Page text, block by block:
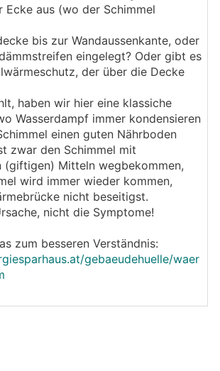
Ecke aus (wo der Schimmel
bis zur Wandaussenkante, oder
eingelegt? Oder gibt es
der über die Decke
haben wir hier eine klassiche
Wasserdampf immer kondensieren
einen guten Nährboden
zwar den Schimmel mit
(giftigen) Mitteln wegbekommen,
wird immer wieder kommen,
nicht beseitigst.
nicht die Symptome!
zum besseren Verständnis:
gebaeudehuelle/waer